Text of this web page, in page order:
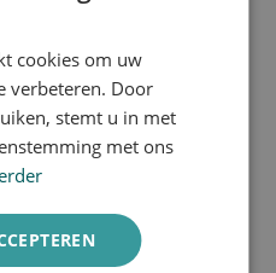
spray
cookies om uw
verbeteren. Door
stemt u in met
met ons